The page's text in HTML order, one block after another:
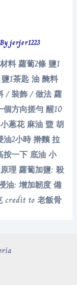
jerjer1223
料 蘿蔔2條 鹽1
1茶匙 油 醃料
/ 裝飾 / 做法 蘿
方向搓勻 醒10
蔥花 麻油 盬 胡
2小時 擀麵 拉
按一下 底油 小
理 蘿蔔加鹽: 殺
油: 增加韌度 備
credit to 老飯骨